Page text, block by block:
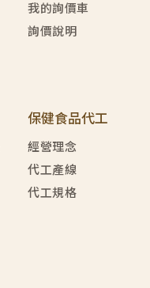
我的詢價車
詢價說明
保健食品代工
經營理念
代工產線
代工規格